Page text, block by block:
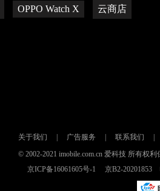
OPPO Watch X 云商店
关于我们 广告服务 联系我们
© 2002-2021 imobile.com.cn 爱科技 所有权
京ICP备16061605号-1
京B2-20201853